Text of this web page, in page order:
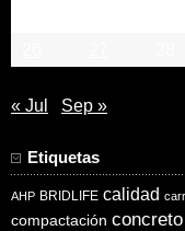
« Jul Sep »
Etiquetas
AHP BRIDLIFE calidad
compactación concreto